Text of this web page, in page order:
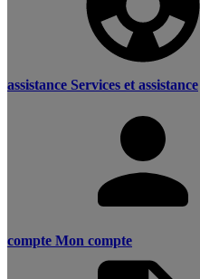
assistance Services et assistance
compte Mon compte